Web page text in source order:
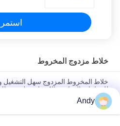
استمر
خلاط مزدوج المخروط
خلاط المخروط المزدوج سهل التشغيل
للصناعات الغذائية والكيميائية ولديه
خلاط مخروطي مزدوج من الفولاذ
للتعديل وسعة 100-1500 لتر لخلط المساحيق والحبيبات
Andy